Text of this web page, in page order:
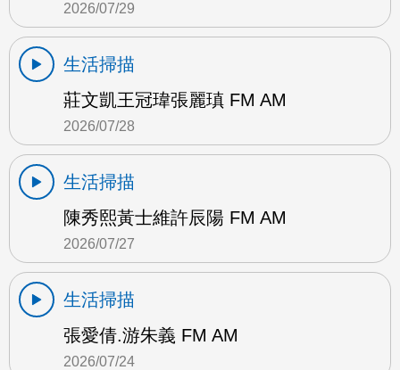
2026/07/29
生活掃描
莊文凱王冠瑋張麗瑱 FM AM
2026/07/28
生活掃描
陳秀熙黃士維許辰陽 FM AM
2026/07/27
生活掃描
張愛倩.游朱義 FM AM
2026/07/24